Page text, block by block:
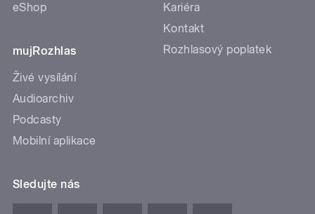
eShop
mujRozhlas
Živé vysílání
Audioarchiv
Podcasty
Mobilní aplikace
Kariéra
Kontakt
Rozhlasový poplatek
Sledujte nás